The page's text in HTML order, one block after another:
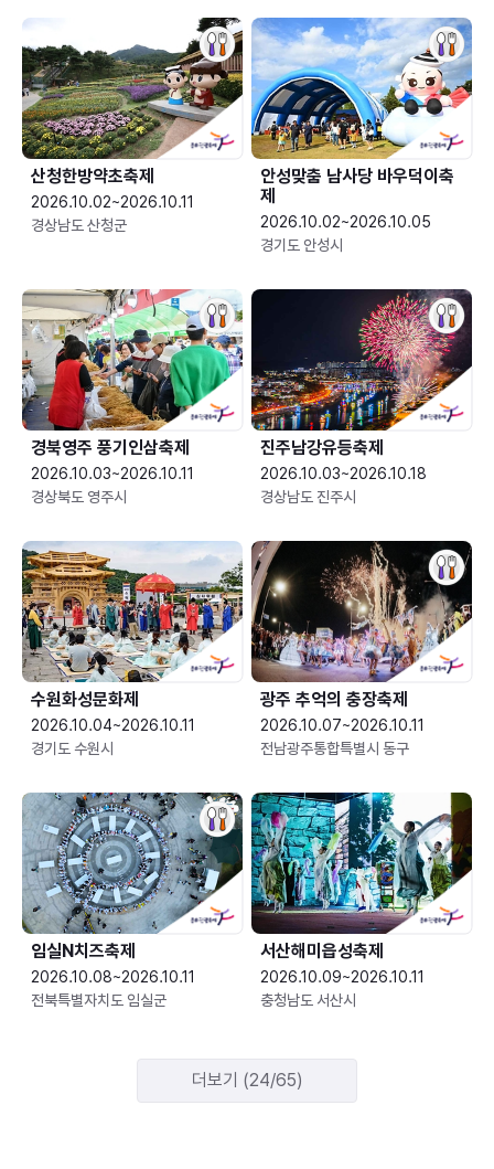
산청한방약초축제
2026.10.02~2026.10.11
경상남도 산청군
안성맞춤 남사당 바우덕이축
제
2026.10.02~2026.10.05
경기도 안성시
경북영주 풍기인삼축제
2026.10.03~2026.10.11
경상북도 영주시
진주남강유등축제
2026.10.03~2026.10.18
경상남도 진주시
수원화성문화제
2026.10.04~2026.10.11
경기도 수원시
광주 추억의 충장축제
2026.10.07~2026.10.11
전남광주통합특별시 동구
임실N치즈축제
2026.10.08~2026.10.11
전북특별자치도 임실군
서산해미읍성축제
2026.10.09~2026.10.11
충청남도 서산시
더보기 (24/65)